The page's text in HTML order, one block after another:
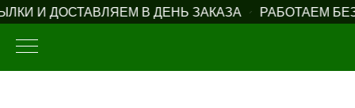
И ДОСТАВЛЯЕМ В ДЕНЬ ЗАКАЗА РАБОТАЕМ БЕЗ